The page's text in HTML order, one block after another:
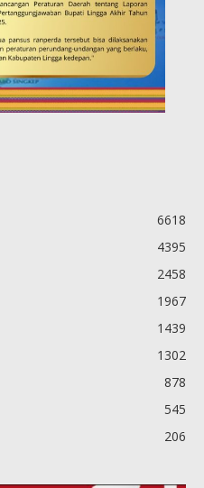
6618
4395
2458
1967
1439
1302
878
545
206